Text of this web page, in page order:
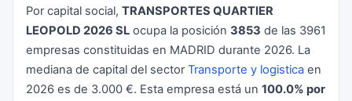
Por capital social, TRANSPORTES QUARTIER
LEOPOLD 2026 SL ocupa la posición 3853 de las 3961
empresas constituidas en MADRID durante 2026. La
mediana de capital del sectorTransporte y logistica en
2026 es de 3.000 €. Esta empresa está un 100.0% por